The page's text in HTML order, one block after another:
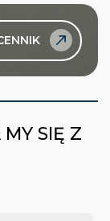
SIĘ Z